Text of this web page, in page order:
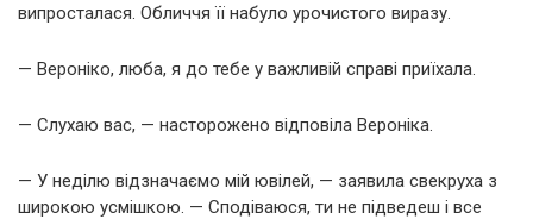
випросталася. Обличчя її набуло урочистого виразу.
— Вероніко, люба, я до тебе у важливій справі приїхала.
— Слухаю вас, — насторожено відповіла Вероніка.
— У неділю відзначаємо мій ювілей, — заявила свекруха з
широкою усмішкою. — Сподіваюся, ти не підведеш і все